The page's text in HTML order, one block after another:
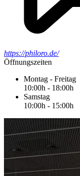
https://philoro.de/
Öffnungszeiten
Montag - Freitag
10:00h - 18:00h
Samstag
10:00h - 15:00h